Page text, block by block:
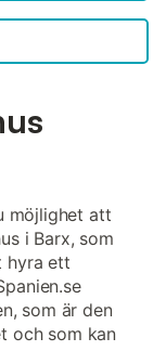
möjlighet att
i Barx, som
hyra ett
som är den
och som kan